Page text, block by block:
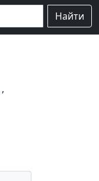
Найти
,